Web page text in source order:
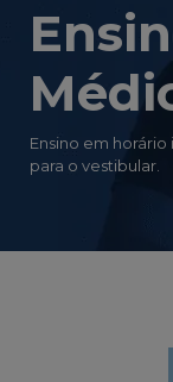
Ensino em
para o vestibular.